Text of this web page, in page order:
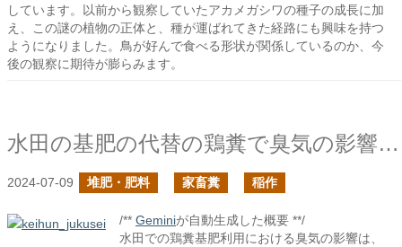
しています。以前から観察していたアカメガシワの種子の成長に加
え、この謎の植物の正体と、種が運ばれてきた経路にも興味を持つ
ようになりました。鳥が好んで食べる形状が関係しているのか、今
後の観察に期待が膨らみます。
水田の基肥の代替の鶏糞で臭気の影響は見ておくべきか？
2024-07-09 堆肥・肥料 家畜糞 稲作
/** Geminiが自動生成した概要 **/
水田での鶏糞基肥利用における臭気の影響は、